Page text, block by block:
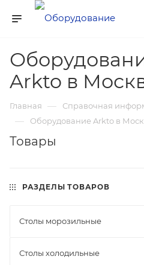
Arkto в
Главная — Справочная
— Оборудование Arkto в
Товары
РАЗДЕЛЫ ТОВАРОВ
Столы морозильные
Столы холодильные